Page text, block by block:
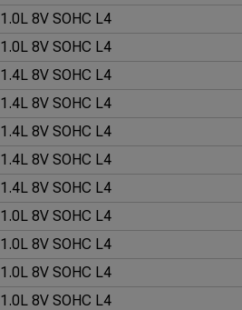
1.0L 8V SOHC L4
1.0L 8V SOHC L4
1.4L 8V SOHC L4
1.4L 8V SOHC L4
1.4L 8V SOHC L4
1.4L 8V SOHC L4
1.4L 8V SOHC L4
1.0L 8V SOHC L4
1.0L 8V SOHC L4
1.0L 8V SOHC L4
1.0L 8V SOHC L4